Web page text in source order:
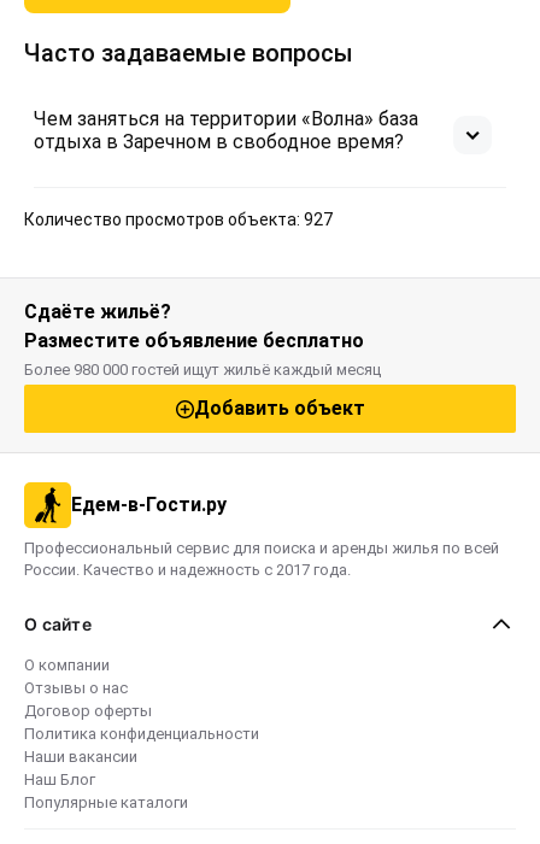
Часто задаваемые вопросы
Чем заняться на территории «Волна» база
отдыха в Заречном в свободное время?
Количество просмотров объекта: 927
Сдаёте жильё?
Разместите объявление бесплатно
Более 980 000 гостей ищут жильё каждый месяц
Добавить объект
Едем-в-Гости.ру
Профессиональный сервис для поиска и аренды жилья по всей
России. Качество и надежность с 2017 года.
О сайте
О компании
Отзывы о нас
Договор оферты
Политика конфиденциальности
Наши вакансии
Наш Блог
Популярные каталоги